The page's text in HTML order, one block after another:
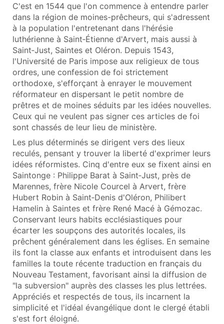
C'est en 1544 que l'on commence à entendre parler
dans la région de moines-prêcheurs, qui s'adressent
à la population l'entretenant dans l'hérésie
luthérienne à Saint‑Étienne d'Arvert, mais aussi à
Saint‑Just, Saintes et Oléron. Depuis 1543,
l'Université de Paris impose aux religieux de tous
ordres, une confession de foi strictement
orthodoxe, s'efforçant à enrayer le mouvement
réformateur en dispersant le petit nombre de
prêtres et de moines séduits par les idées nouvelles.
Ceux qui ne veulent pas signer ces articles de foi
sont chassés de leur lieu de ministère.
Les plus déterminés se dirigent vers des lieux
reculés, pensant y trouver la liberté d'exprimer leurs
idées réformistes. Cinq d'entre eux se fixent ainsi en
Saintonge : Philippe Barat à Saint‑Just, près de
Marennes, frère Nicole Courcel à Arvert, frère
Hubert Robin à Saint‑Denis d'Oléron, Philibert
Hamelin à Saintes et frère René Macé à Gémozac.
Conservant leurs habits ecclésiastiques pour
écarter les soupçons des autorités locales, ils
prêchent généralement dans les églises. En semaine
ils font la classe aux enfants et introduisent dans les
familles la toute récente traduction en français du
Nouveau Testament, favorisant ainsi la diffusion de
"la subversion" auprès des classes les plus lettrées.
Appréciés et respectés de tous, ils incarnent la
simplicité et l'idéal évangélique dont le clergé établi
s'est fort éloigné.